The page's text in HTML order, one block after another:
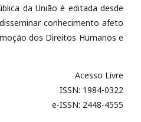
da União é editada desde
conhecimento afeto
dos Direitos Humanos e
Acesso Livre
ISSN: 1984-0322
e-ISSN: 2448-4555